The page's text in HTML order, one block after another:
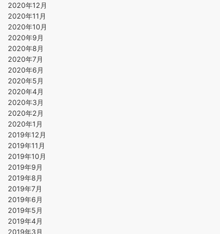
2020年12月
2020年11月
2020年10月
2020年9月
2020年8月
2020年7月
2020年6月
2020年5月
2020年4月
2020年3月
2020年2月
2020年1月
2019年12月
2019年11月
2019年10月
2019年9月
2019年8月
2019年7月
2019年6月
2019年5月
2019年4月
2019年3月